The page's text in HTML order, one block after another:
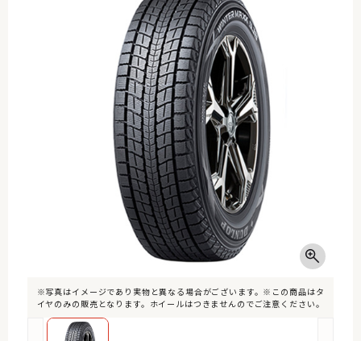
※写真はイメージであり実物と異なる場合がございます。※この商品はタ
イヤのみの販売となります。ホイールはつきませんのでご注意ください。